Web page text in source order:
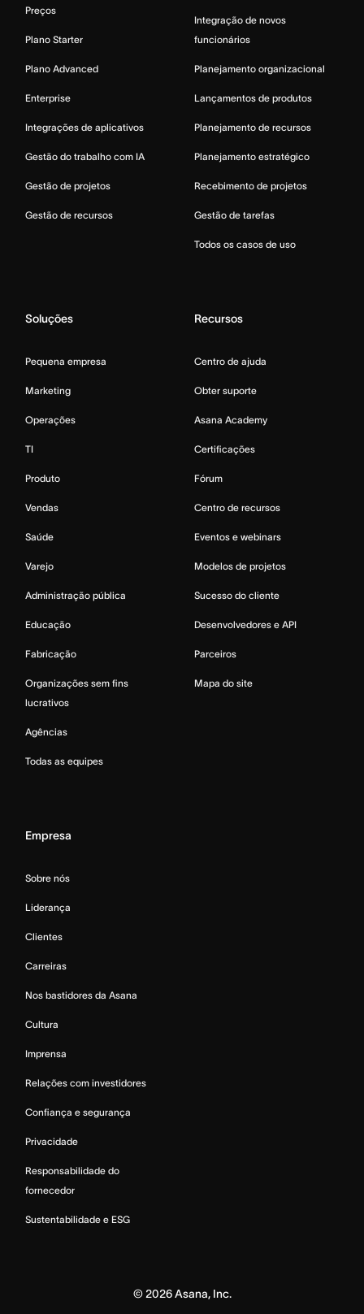
Preços
Plano Starter
Plano Advanced
Enterprise
Integrações de aplicativos
Gestão do trabalho com IA
Gestão de projetos
Gestão de recursos
Integração de novos
funcionários
Planejamento organizacional
Lançamentos de produtos
Planejamento de recursos
Planejamento estratégico
Recebimento de projetos
Gestão de tarefas
Todos os casos de uso
Soluções
Pequena empresa
Marketing
Operações
TI
Produto
Vendas
Saúde
Varejo
Administração pública
Educação
Fabricação
Organizações sem fins
lucrativos
Agências
Todas as equipes
Recursos
Centro de ajuda
Obter suporte
Asana Academy
Certificações
Fórum
Centro de recursos
Eventos e webinars
Modelos de projetos
Sucesso do cliente
Desenvolvedores e API
Parceiros
Mapa do site
Empresa
Sobre nós
Liderança
Clientes
Carreiras
Nos bastidores da Asana
Cultura
Imprensa
Relações com investidores
Confiança e segurança
Privacidade
Responsabilidade do
fornecedor
Sustentabilidade e ESG
© 2026Asana, Inc.